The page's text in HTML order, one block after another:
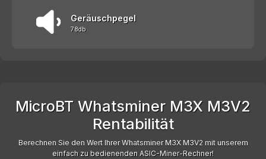
Geräuschpegel
78db
MicroBT Whatsminer M3X M3V2
Rentabilität
Berechnen Sie den Wert Ihrer Whatsminer M3X M3V2 mit unserem
einfach zu bedienenden ASIC-Miner-Rechner!